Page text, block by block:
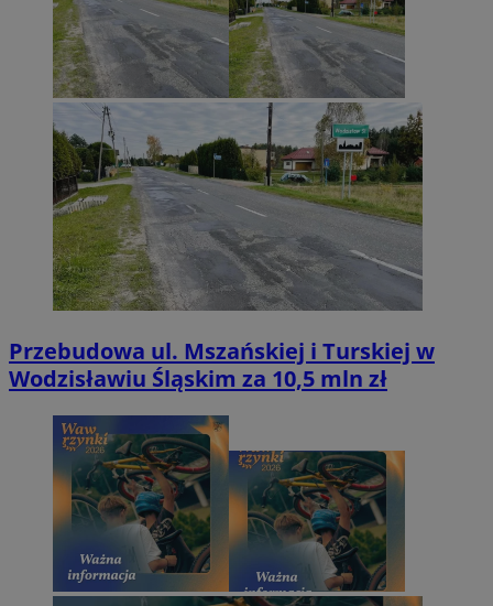
Przebudowa ul. Mszańskiej i Turskiej w
Wodzisławiu Śląskim za 10,5 mln zł